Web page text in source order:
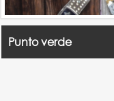
Punto verde